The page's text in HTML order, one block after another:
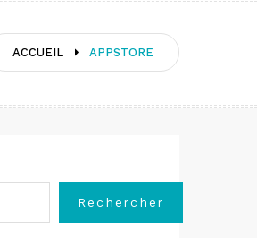
ACCUEIL APPSTORE
Rechercher